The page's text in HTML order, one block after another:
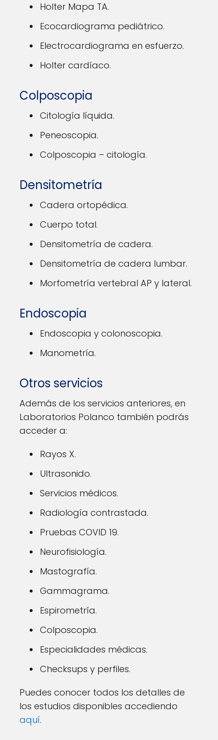
Holter Mapa TA.
Ecocardiograma pediátrico.
Electrocardiograma en esfuerzo.
Holter cardíaco.
Colposcopia
Citología líquida.
Peneoscopia.
Colposcopia – citología.
Densitometría
Cadera ortopédica.
Cuerpo total.
Densitometría de cadera.
Densitometría de cadera lumbar.
Morfometría vertebral AP y lateral.
Endoscopia
Endoscopia y colonoscopia.
Manometría.
Otros servicios
Además de los servicios anteriores, en
Laboratorios Polanco también podrás
acceder a:
Rayos X.
Ultrasonido.
Servicios médicos.
Radiología contrastada.
Pruebas COVID 19.
Neurofisiología.
Mastografía.
Gammagrama.
Espirometría.
Colposcopia.
Especialidades médicas.
Checksups y perfiles.
Puedes conocer todos los detalles de
los estudios disponibles accediendo
aquí.